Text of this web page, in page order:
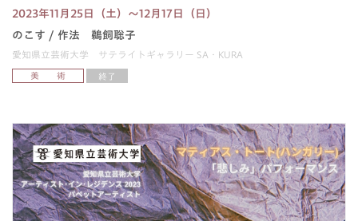
2023年11月25日（土）～12月17日（日）
のこす / 作法 鵜飼聡子
愛知県立芸術大学 サテライトギャラリー SA・KURA
美 術 終了